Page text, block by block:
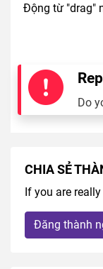
Động từ "drag"
Do
CHIA SẺ
If you are
Đăng thành